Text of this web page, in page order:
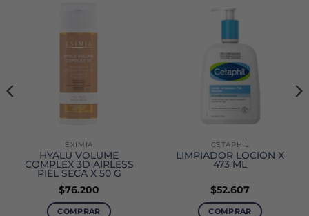
EXIMIA
HYALU VOLUME
COMPLEX 3D AIRLESS
PIEL SECA X 50 G
$76.200
COMPRAR
CETAPHIL
LIMPIADOR LOCIÓN X
473 ML
$52.607
COMPRAR